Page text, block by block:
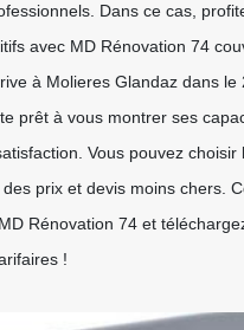
Dans ce cas,
avec MD Rénovation 74
à Molieres Glandaz dans
prêt à vous montrer ses
Vous pouvez choisir
prix et devis moins chers.
Rénovation 74 et
!